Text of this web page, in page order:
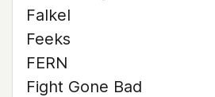
Falkel
Feeks
FERN
Fight Gone Bad